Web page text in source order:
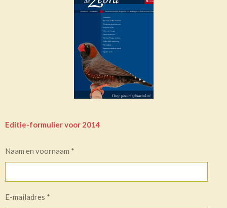
Editie-formulier voor 2014
Naam en voornaam *
E-mailadres *